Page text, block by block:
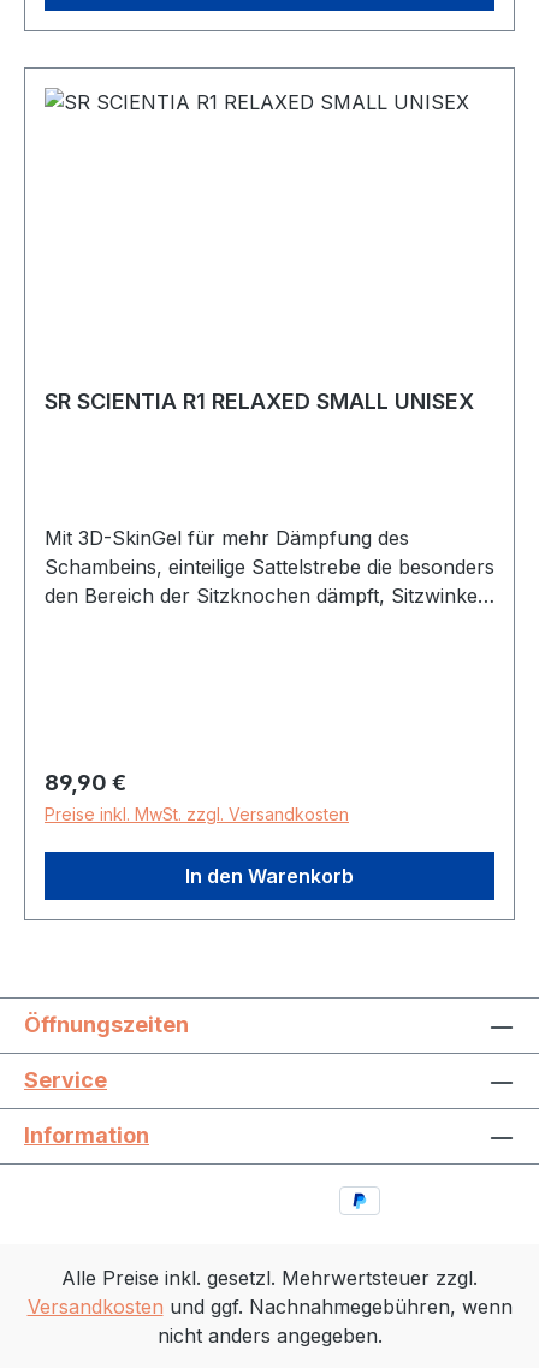
SR SCIENTIA R1 RELAXED SMALL UNISEX
Mit 3D-SkinGel für mehr Dämpfung des
Schambeins, einteilige Sattelstrebe die besonders
den Bereich der Sitzknochen dämpft, Sitzwinkel
Regulärer Preis:
89,90 €
Preise inkl. MwSt. zzgl. Versandkosten
In den Warenkorb
Öffnungszeiten
Service
Information
Alle Preise inkl. gesetzl. Mehrwertsteuer zzgl.
Versandkosten und ggf. Nachnahmegebühren, wenn
nicht anders angegeben.